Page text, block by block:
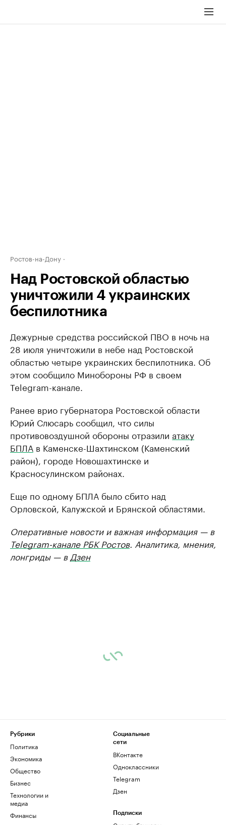
Ростов-на-Дону
Над Ростовской областью
уничтожили 4 украинских
беспилотника
Дежурные средства российской ПВО в ночь на
28 июля уничтожили в небе над Ростовской
областью четыре украинских беспилотника. Об
этом сообщило Минобороны РФ в своем
Telegram-канале.
Ранее врио губернатора Ростовской области
Юрий Слюсарь сообщил, что силы
противовоздушной обороны отразили атаку
БПЛА в Каменске-Шахтинском (Каменский
район), городе Новошахтинске и
Красносулинском районах.
Еще по одному БПЛА было сбито над
Орловской, Калужской и Брянской областями.
Оперативные новости и важная информация — в
Telegram-канале РБК Ростов. Аналитика, мнения,
лонгриды — в Дзен
Рубрики
Политика
Экономика
Общество
Бизнес
Технологии и
медиа
Финансы
Социальные
сети
ВКонтакте
Одноклассники
Telegram
Дзен
Подписки